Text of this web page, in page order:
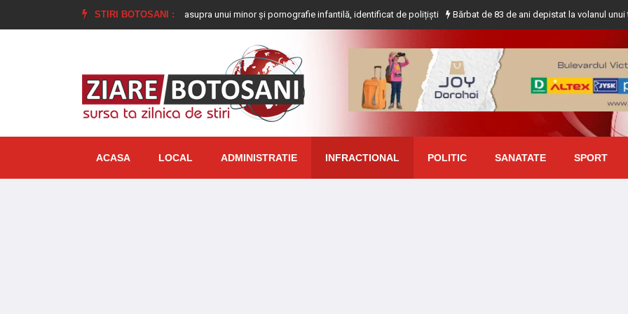
STIRI BOTOSANI :
la închisoare pentru viol asupra unui minor și pornografie infantilă, identificat de polițiști Bărbat de 83 de ani depistat la volanul unui tractor
ACASA LOCAL ADMINISTRATIE INFRACTIONAL POLITIC SANATATE SPORT